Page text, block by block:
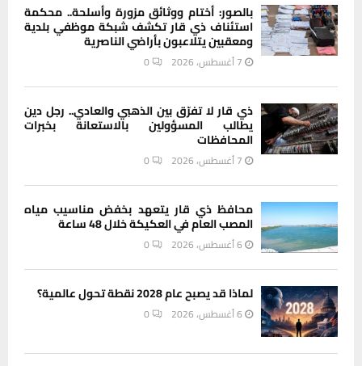
بالصور: أختام ووثائق مزورة وأسلحة.. محكمة
استئناف ذي قار تكشف شبكة موظفي بلدية
ومعقبين يتلاعبون بأراضي الناصرية
7 أغسطس، 2026 0
ذي قار لا تفرّق بين الذهبي والعادي.. رجل دين
يطالب المسؤولين بالاستعانة بخبرات
المحافظات
7 أغسطس، 2026 0
محافظ ذي قار يتعهد بخفض مناسيب مياه
المصب العام في العكيكة خلال 48 ساعة
6 أغسطس، 2026 0
لماذا قد يصبح عام 2028 نقطة تحول عالمية؟
6 أغسطس، 2026 0